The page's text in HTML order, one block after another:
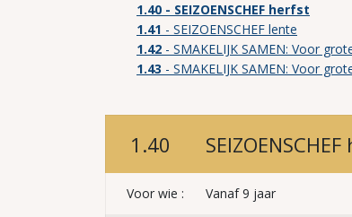
1.40 - SEIZOENSCHEF herfst
1.41 - SEIZOENSCHEF lente
1.42 - SMAKELIJK SAMEN: Voor
1.43 - SMAKELIJK SAMEN: Voor
1.40
Voor wie : Vanaf 9 jaar